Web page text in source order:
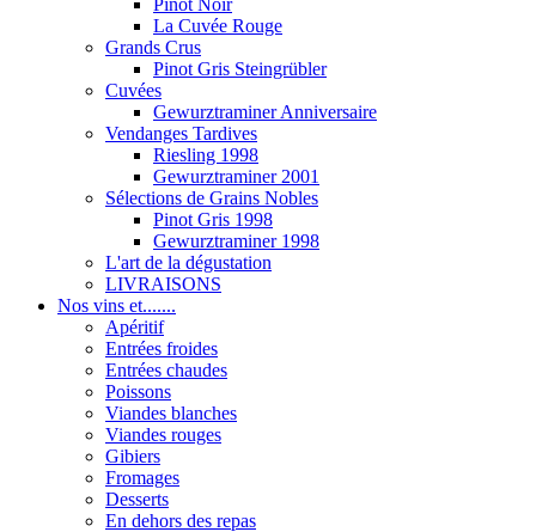
La Cuvée Rouge
Grands Crus
Pinot Gris Steingrübler
Cuvées
Gewurztraminer Anniversaire
Vendanges Tardives
Riesling 1998
Gewurztraminer 2001
Sélections de Grains Nobles
Pinot Gris 1998
Gewurztraminer 1998
L'art de la dégustation
LIVRAISONS
Nos vins et.......
Apéritif
Entrées froides
Entrées chaudes
Poissons
Viandes blanches
Viandes rouges
Gibiers
Fromages
Desserts
En dehors des repas